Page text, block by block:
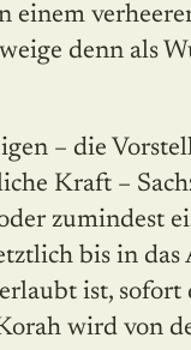
einem
denn als
– die
Kraft –
zumindest
bis in das
ist, sofort
wird von